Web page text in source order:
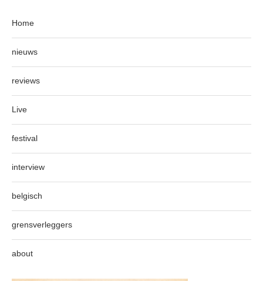
Home
nieuws
reviews
Live
festival
interview
belgisch
grensverleggers
about